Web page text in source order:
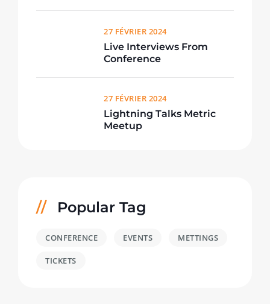
Live Interviews From
Conference
27 FÉVRIER 2024
Lightning Talks Metric
Meetup
27 FÉVRIER 2024
Popular Tag
CONFERENCE EVENTS METTINGS
TICKETS